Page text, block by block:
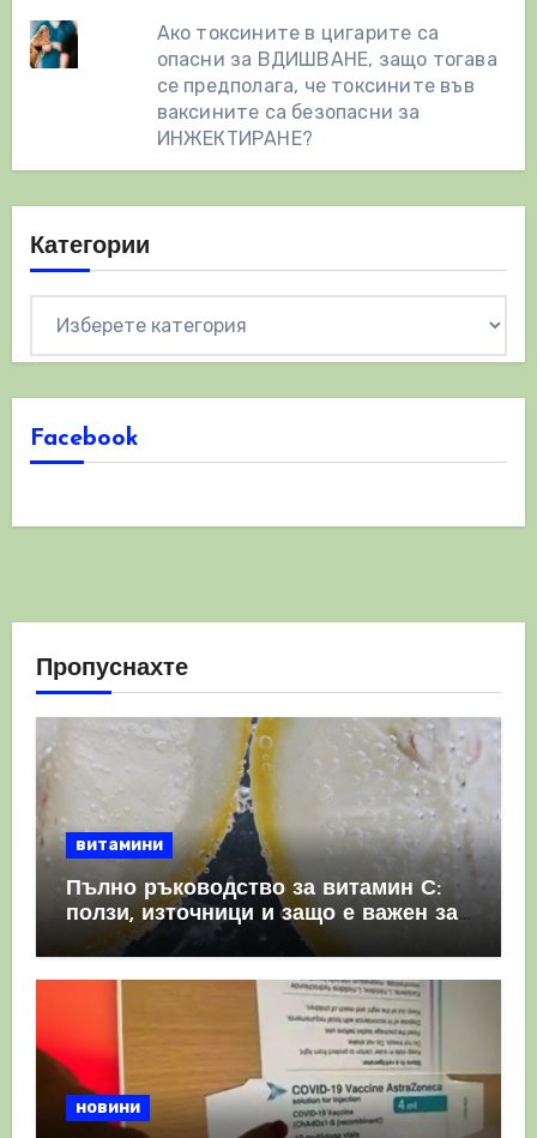
Ако токсините в цигарите са
опасни за ВДИШВАНЕ, защо тогава
се предполага, че токсините във
ваксините са безопасни за
ИНЖЕКТИРАНЕ?
Категории
Facebook
Пропуснахте
витамини
Пълно ръководство за витамин С:
ползи, източници и защо е важен за
имунната система
новини